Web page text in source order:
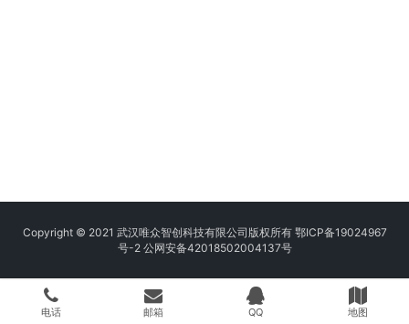
Copyright © 2021 武汉唯众智创科技有限公司版权所有 鄂ICP备19024967
号-2 公网安备42018502004137号
电话 邮箱 QQ 地图